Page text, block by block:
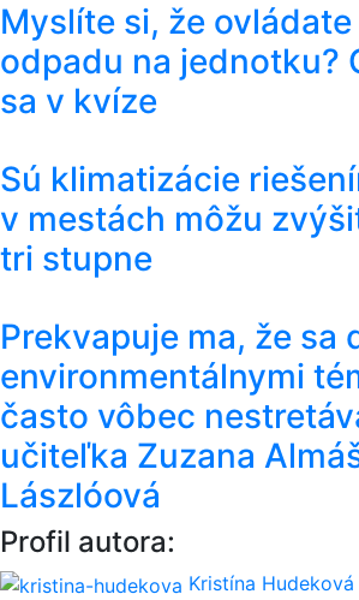
Myslíte si, že
odpadu na jednotku?
sa v kvíze
Sú klimatizácie
v mestách môžu
tri stupne
Prekvapuje ma, že sa
environmentálnymi
často vôbec
učiteľka Zuzana
Lászlóová
Profil autora:
Kristína Hudeková